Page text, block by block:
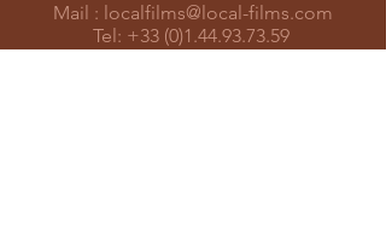
Mail : localfilms@local-films.com
Tel: +33 (0)1.44.93.73.59